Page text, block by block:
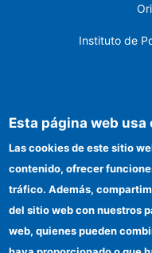
Instituto de
Esta página web usa
Las cookies de este sitio
contenido, ofrecer
tráfico. Además,
del sitio web con nuestros
web, quienes pueden